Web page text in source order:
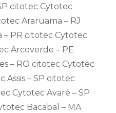
citotec Cytotec
Araruama – RJ
– PR citotec Cytotec
Arcoverde – PE
– RO citotec Cytotec
Assis – SP citotec
Cytotec Avaré – SP
Bacabal – MA